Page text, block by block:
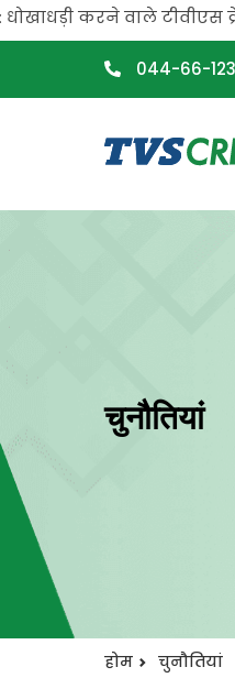
करने वाले टीवीएस क्रेडिट
044-66-
चुनौतियां
होम चुनौतियां